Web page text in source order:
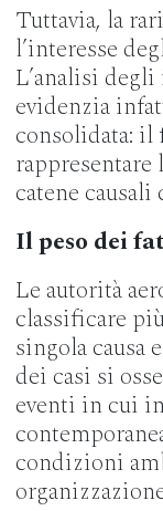
Tuttavia, la
l’interesse
L’analisi
evidenzia
consolidata: il
catene
Il peso dei
Le autorità
classificare
singola causa
dei casi si
eventi in cui
condizioni